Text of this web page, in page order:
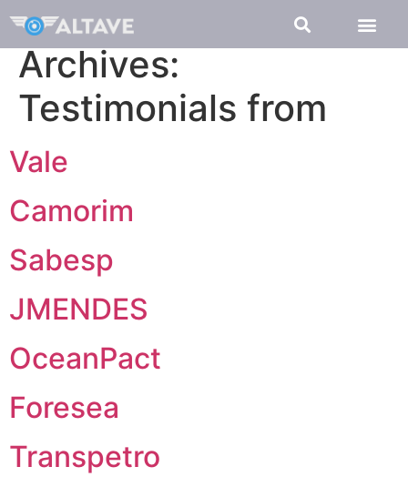
Archives:
Testimonials from
Vale
Camorim
Sabesp
JMENDES
OceanPact
Foresea
Transpetro